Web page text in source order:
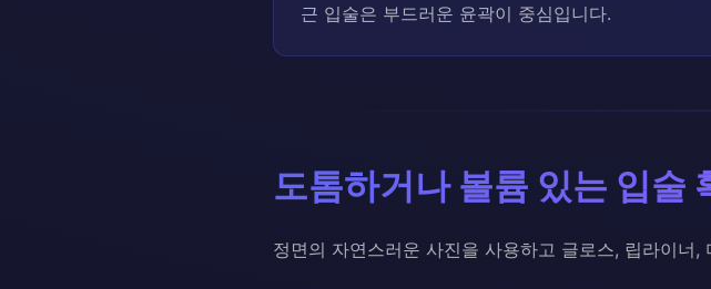
근 입술은 부드러운 윤곽이 중심입니다.
도톰하거나 볼륨 있는 입술
정면의 자연스러운 사진을 사용하고 글로스, 립라이너